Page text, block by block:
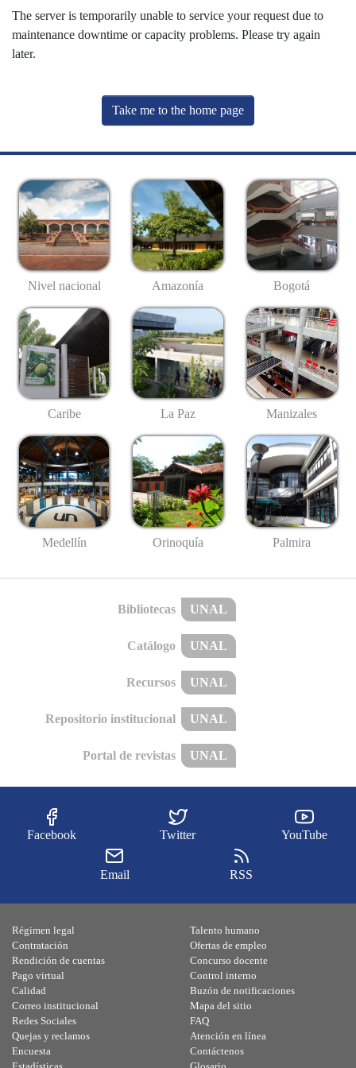
The server is temporarily unable to service your request due to
maintenance downtime or capacity problems. Please try again
later.
Take me to the home page
Nivel nacional Amazonía Bogotá
Caribe La Paz Manizales
Medellín Orinoquía Palmira
Bibliotecas UNAL
Catálogo UNAL
Recursos UNAL
Repositorio institucional UNAL
Portal de revistas UNAL
Facebook Twitter YouTube
Email RSS
Régimen legal
Contratación
Rendición de cuentas
Pago virtual
Calidad
Talento humano
Ofertas de empleo
Concurso docente
Control interno
Buzón de notificaciones
Correo institucional
Redes Sociales
Quejas y reclamos
Encuesta
Mapa del sitio
FAQ
Atención en línea
Contáctenos